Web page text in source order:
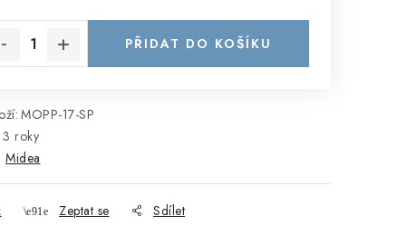
PŘIDAT DO KOŠÍKU
MOPP-17-SP
3 roky
Midea
Zeptat se Sdílet